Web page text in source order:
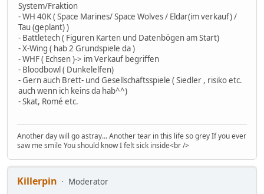
System/Fraktion
- WH 40K ( Space Marines/ Space Wolves / Eldar(im verkauf) /
Tau (geplant) )
- Battletech ( Figuren Karten und Datenbögen am Start)
- X-Wing ( hab 2 Grundspiele da )
- WHF ( Echsen )-> im Verkauf begriffen
- Bloodbowl ( Dunkelelfen)
- Gern auch Brett- und Gesellschaftsspiele ( Siedler , risiko etc.
auch wenn ich keins da hab^^)
- Skat, Romé etc.
Another day will go astray... Another tear in this life so grey If you ever
saw me smile You should know I felt sick inside<br />
Killerpin
Moderator